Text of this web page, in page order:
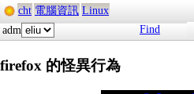
cht 電腦資訊 Linux
adm
Find
firefox 的怪異行為